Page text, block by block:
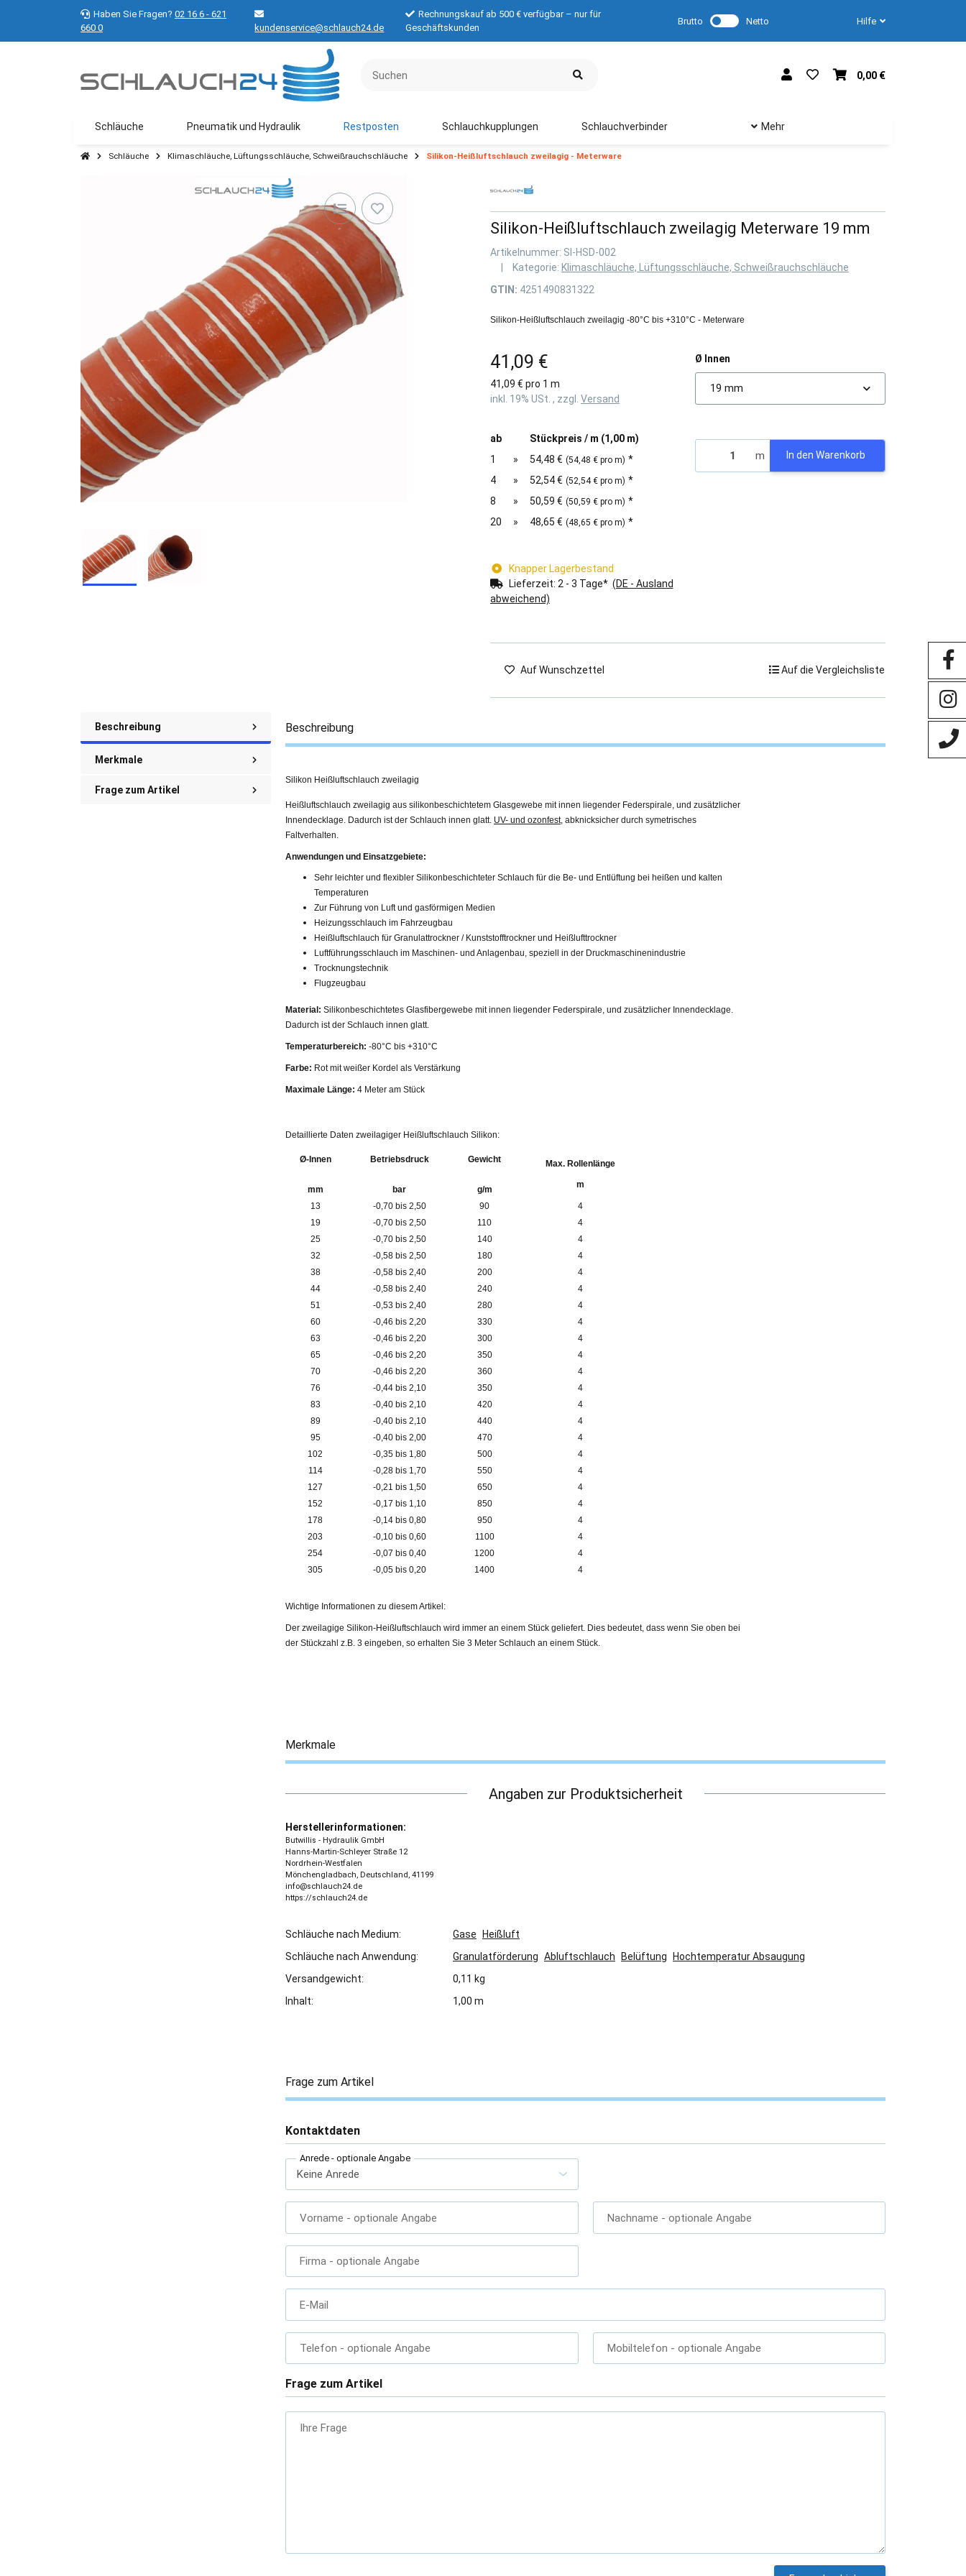
Haben Sie Fragen? 02 16 6 - 621
660 0
kundenservice@schlauch24.de
Rechnungskauf ab 500 € verfügbar – nur für
Geschäftskunden
Brutto Netto Hilfe
0,00 €
Schläuche Pneumatik und Hydraulik Restposten Schlauchkupplungen Schlauchverbinder Mehr
Schläuche Klimaschläuche, Lüftungsschläuche, Schweißrauchschläuche Silikon-Heißluftschlauch zweilagig - Meterware
Silikon-Heißluftschlauch zweilagig Meterware 19 mm
Artikelnummer: SI-HSD-002
Kategorie: Klimaschläuche, Lüftungsschläuche, Schweißrauchschläuche
GTIN: 4251490831322
Silikon-Heißluftschlauch zweilagig -80°C bis +310°C - Meterware
41,09 €
41,09 € pro 1 m
inkl. 19% USt. , zzgl. Versand
ab
Stückpreis / m (1,00 m)
1
» 54,48 € (54,48 € pro m) *
4
» 52,54 € (52,54 € pro m) *
8
» 50,59 € (50,59 € pro m) *
20
» 48,65 € (48,65 € pro m) *
Knapper Lagerbestand
Lieferzeit: 2 - 3 Tage* (DE - Ausland
abweichend)
Ø Innen
19 mm
m In den Warenkorb
Auf Wunschzettel Auf die Vergleichsliste
Beschreibung
Merkmale
Frage zum Artikel
Beschreibung
Silikon Heißluftschlauch zweilagig
Heißluftschlauch zweilagig aus silikonbeschichtetem Glasgewebe mit innen liegender Federspirale, und zusätzlicher
Innendecklage. Dadurch ist der Schlauch innen glatt. UV- und ozonfest, abknicksicher durch symetrisches
Faltverhalten.
Anwendungen und Einsatzgebiete:
Sehr leichter und flexibler Silikonbeschichteter Schlauch für die Be- und Entlüftung bei heißen und kalten
Temperaturen
Zur Führung von Luft und gasförmigen Medien
Heizungsschlauch im Fahrzeugbau
Heißluftschlauch für Granulattrockner / Kunststofftrockner und Heißlufttrockner
Luftführungsschlauch im Maschinen- und Anlagenbau, speziell in der Druckmaschinenindustrie
Trocknungstechnik
Flugzeugbau
Material: Silikonbeschichtetes Glasfibergewebe mit innen liegender Federspirale, und zusätzlicher Innendecklage.
Dadurch ist der Schlauch innen glatt.
Temperaturbereich: -80°C bis +310°C
Farbe: Rot mit weißer Kordel als Verstärkung
Maximale Länge: 4 Meter am Stück
Detaillierte Daten zweilagiger Heißluftschlauch Silikon:
Ø-Innen
mm
Betriebsdruck
bar
Gewicht
g/m
Max. Rollenlänge
m
13 -0,70 bis 2,50 90
4
19
-0,70 bis 2,50 110
4
25
-0,70 bis 2,50 140
4
32
-0,58 bis 2,50 180
4
38
-0,58 bis 2,40 200
4
44
-0,58 bis 2,40 240
4
51
-0,53 bis 2,40 280
4
60
-0,46 bis 2,20 330
4
63
-0,46 bis 2,20 300
4
65
-0,46 bis 2,20 350
4
70
-0,46 bis 2,20 360
4
76
-0,44 bis 2,10 350
4
83
-0,40 bis 2,10 420
4
89
-0,40 bis 2,10 440
4
95
-0,40 bis 2,00 470
4
102
-0,35 bis 1,80 500
4
114
-0,28 bis 1,70 550
4
127
-0,21 bis 1,50 650
4
152
-0,17 bis 1,10 850
4
178
-0,14 bis 0,80 950
4
203
-0,10 bis 0,60 1100
4
254
-0,07 bis 0,40 1200
4
305
-0,05 bis 0,20 1400 4
Wichtige Informationen zu diesem Artikel:
Der zweilagige Silikon-Heißluftschlauch wird immer an einem Stück geliefert. Dies bedeutet, dass wenn Sie oben bei
der Stückzahl z.B. 3 eingeben, so erhalten Sie 3 Meter Schlauch an einem Stück.
Merkmale
Angaben zur Produktsicherheit
Herstellerinformationen:
Butwillis - Hydraulik GmbH
Hanns-Martin-Schleyer Straße 12
Nordrhein-Westfalen
Mönchengladbach, Deutschland, 41199
info@schlauch24.de
https://schlauch24.de
Schläuche nach Medium: Gase
Heißluft
Schläuche nach Anwendung:
Granulatförderung Abluftschlauch Belüftung
Hochtemperatur Absaugung
Versandgewicht:
0,11 kg
Inhalt:
1,00 m
Frage zum Artikel
Kontaktdaten
Anrede - optionale Angabe
Vorname - optionale Angabe Nachname - optionale Angabe
Firma - optionale Angabe
E-Mail
Telefon - optionale Angabe Mobiltelefon - optionale Angabe
Frage zum Artikel
Ihre Frage